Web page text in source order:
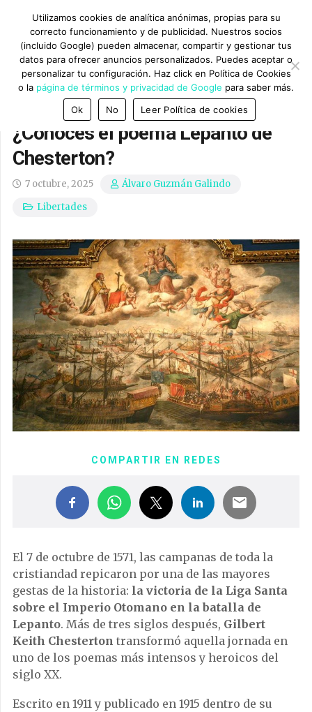
¿Conoces el poema Lepanto de
Chesterton?
7 octubre, 2025
Álvaro Guzmán Galindo
Libertades
COMPARTIR EN REDES
El 7 de octubre de 1571, las campanas de toda la
cristiandad repicaron por una de las mayores
gestas de la historia: la victoria de la Liga Santa
sobre el Imperio Otomano en la batalla de
Lepanto. Más de tres siglos después, Gilbert
Keith Chesterton transformó aquella jornada en
uno de los poemas más intensos y heroicos del
siglo XX.
Escrito en 1911 y publicado en 1915 dentro de su
Utilizamos cookies de analítica anónimas, propias para su
correcto funcionamiento y de publicidad. Nuestros socios
(incluido Google) pueden almacenar, compartir y gestionar tus
datos para ofrecer anuncios personalizados. Puedes aceptar o
personalizar tu configuración. Haz click en Política de Cookies
o la página de términos y privacidad de Google para saber más.
Ok
No Leer Política de cookies